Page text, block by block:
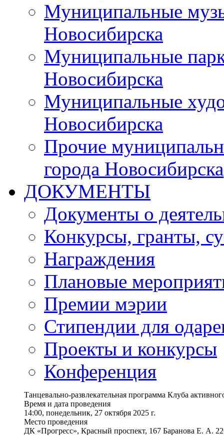
Муниципальные
Новосибирска
Муниципальные
Новосибирска
Муниципальные
Новосибирска
Прочие
города Новосибирска
ДОКУМЕНТЫ
Документы о
Конкурсы, гранты,
Награждения
Плановые
Премии мэрии
Стипендии для
Проекты и конкурсы
Конференция
Танцевально-развлекательная программа Клуба
Время и дата проведения
14:00, понедельник, 27 октября 2025 г.
Место проведения
ДК «Прогресс», Красный проспект, 167 Баранова Е. А.